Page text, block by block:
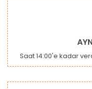
Ürün
Ürün bilgilerinde
Saat 14:00'e kadar